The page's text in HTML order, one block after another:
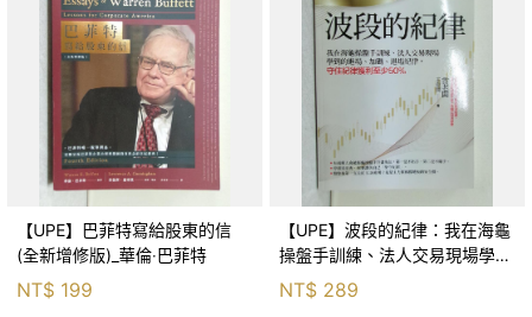
【UPE】巴菲特寫給股東的信
(全新增修版)_華倫‧巴菲特
NT$ 199
【UPE】波段的紀律：我在海龜
操盤手訓練、法人交易現場學到
的進場、加碼、退場紀律，守住
紀律獲利至少50％_雷老闆
NT$ 289